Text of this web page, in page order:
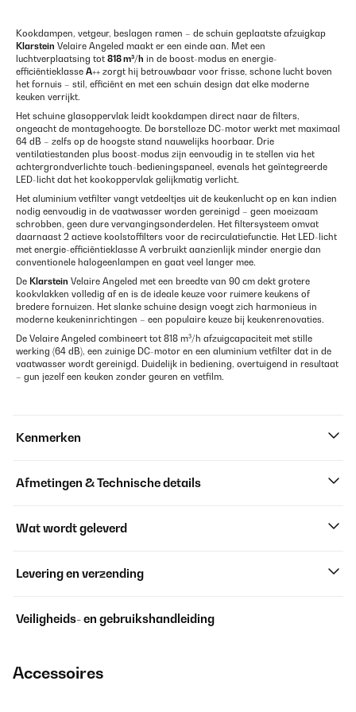
Kookdampen, vetgeur, beslagen ramen – de schuin geplaatste afzuigkap
Klarstein Velaire Angeled maakt er een einde aan. Met een
luchtverplaatsing tot 818 m³/h in de boost-modus en energie-
efficiëntieklasse A++ zorgt hij betrouwbaar voor frisse, schone lucht boven
het fornuis – stil, efficiënt en met een schuin design dat elke moderne
keuken verrijkt.
Het schuine glasoppervlak leidt kookdampen direct naar de filters,
ongeacht de montagehoogte. De borstelloze DC-motor werkt met maximaal
64 dB – zelfs op de hoogste stand nauwelijks hoorbaar. Drie
ventilatiestanden plus boost-modus zijn eenvoudig in te stellen via het
achtergrondverlichte touch-bedieningspaneel, evenals het geïntegreerde
LED-licht dat het kookoppervlak gelijkmatig verlicht.
Het aluminium vetfilter vangt vetdeeltjes uit de keukenlucht op en kan indien
nodig eenvoudig in de vaatwasser worden gereinigd – geen moeizaam
schrobben, geen dure vervangingsonderdelen. Het filtersysteem omvat
daarnaast 2 actieve koolstoffilters voor de recirculatiefunctie. Het LED-licht
met energie-efficiëntieklasse A verbruikt aanzienlijk minder energie dan
conventionele halogeenlampen en gaat veel langer mee.
De Klarstein Velaire Angeled met een breedte van 90 cm dekt grotere
kookvlakken volledig af en is de ideale keuze voor ruimere keukens of
bredere fornuizen. Het slanke schuine design voegt zich harmonieus in
moderne keukeninrichtingen – een populaire keuze bij keukenrenovaties.
De Velaire Angeled combineert tot 818 m³/h afzuigcapaciteit met stille
werking (64 dB), een zuinige DC-motor en een aluminium vetfilter dat in de
vaatwasser wordt gereinigd. Duidelijk in bediening, overtuigend in resultaat
– gun jezelf een keuken zonder geuren en vetfilm.
Kenmerken
Afmetingen & Technische details
Wat wordt geleverd
Levering en verzending
Veiligheids- en gebruikshandleiding
Accessoires